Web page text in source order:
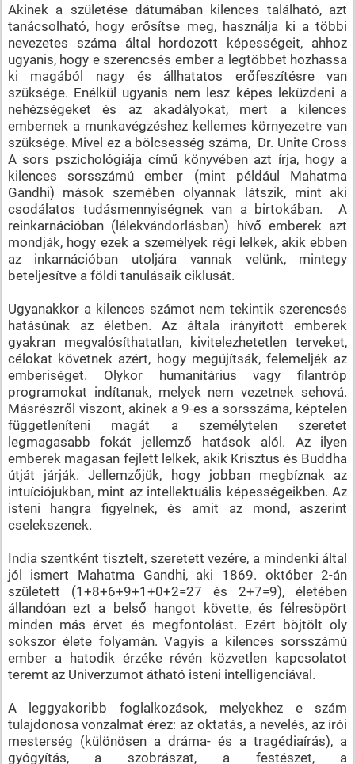
Akinek a születése dátumában kilences található, azt
tanácsolható, hogy erősítse meg, használja ki a többi
nevezetes száma által hordozott képességeit, ahhoz
ugyanis, hogy e szerencsés ember a legtöbbet hozhassa
ki magából nagy és állhatatos erőfeszítésre van
szüksége. Enélkül ugyanis nem lesz képes leküzdeni a
nehézségeket és az akadályokat, mert a kilences
embernek a munkavégzéshez kellemes környezetre van
szüksége. Mivel ez a bölcsesség száma, Dr. Unite Cross
A sors pszichológiája című könyvében azt írja, hogy a
kilences sorsszámú ember (mint például Mahatma
Gandhi) mások szemében olyannak látszik, mint aki
csodálatos tudásmennyiségnek van a birtokában. A
reinkarnációban (lélekvándorlásban) hívő emberek azt
mondják, hogy ezek a személyek régi lelkek, akik ebben
az inkarnációban utoljára vannak velünk, mintegy
beteljesítve a földi tanulásaik ciklusát.
Ugyanakkor a kilences számot nem tekintik szerencsés
hatásúnak az életben. Az általa irányított emberek
gyakran megvalósíthatatlan, kivitelezhetetlen terveket,
célokat követnek azért, hogy megújítsák, felemeljék az
emberiséget. Olykor humanitárius vagy filantróp
programokat indítanak, melyek nem vezetnek sehová.
Másrészről viszont, akinek a 9-es a sorsszáma, képtelen
függetleníteni magát a személytelen szeretet
legmagasabb fokát jellemző hatások alól. Az ilyen
emberek magasan fejlett lelkek, akik Krisztus és Buddha
útját járják. Jellemzőjük, hogy jobban megbíznak az
intuíciójukban, mint az intellektuális képességeikben. Az
isteni hangra figyelnek, és amit az mond, aszerint
cselekszenek.
India szentként tisztelt, szeretett vezére, a mindenki által
jól ismert Mahatma Gandhi, aki 1869. október 2-án
született (1+8+6+9+1+0+2=27 és 2+7=9), életében
állandóan ezt a belső hangot követte, és félresöpört
minden más érvet és megfontolást. Ezért böjtölt oly
sokszor élete folyamán. Vagyis a kilences sorsszámú
ember a hatodik érzéke révén közvetlen kapcsolatot
teremt az Univerzumot átható isteni intelligenciával.
A leggyakoribb foglalkozások, melyekhez e szám
tulajdonosa vonzalmat érez: az oktatás, a nevelés, az írói
mesterség (különösen a dráma- és a tragédiaírás), a
gyógyítás, a szobrászat, a festészet, a